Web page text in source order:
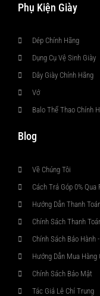
Phụ Kiện Giày
Dép Chính Hãng
Dụng Cụ Vệ Sinh Giày
Dây Giày Chính Hãng
Vớ
Balo Thể Thao Chính
Blog
Về Chúng Tôi
Cách Trả Góp 0% Qua
Hướng Dẫn Thanh
Chính Sách Thanh
Chính Sách Bảo Hành
Hướng Dẫn Mua Hàng
Chính Sách Bảo Mật
Tác Giả Lê Chí Trung